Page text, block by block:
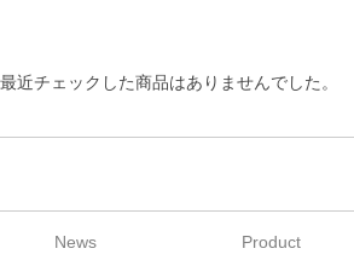
最近チェックした商品はありませんでした。
News Product